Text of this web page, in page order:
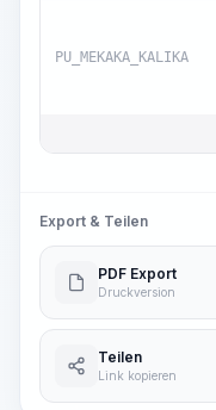
PU_MEKAKA_KALIKA
Export & Teilen
PDF Export
Druckversion
Teilen
Link kopieren